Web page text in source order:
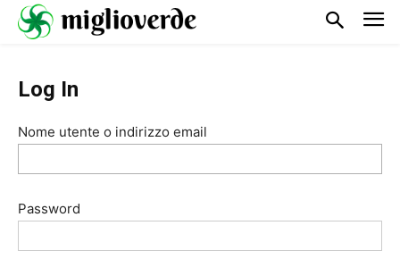
Log In
Nome utente o indirizzo email
Password